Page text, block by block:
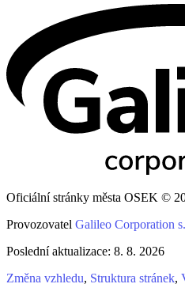
Oficiální stránky města OSEK ©
Provozovatel Galileo Corporation
Poslední aktualizace: 8. 8. 2026
Změna vzhledu, Struktura stránek,